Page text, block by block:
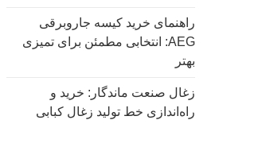
راهنمای خرید کیسه جاروبرقی
AEG: انتخابی مطمئن برای تمیزی
بهتر
زغال صنعت ماندگار: خرید و
راه‌اندازی خط تولید زغال کبابی